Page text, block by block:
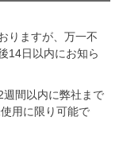
りますが、万一不
14日以内にお知ら
間以内に弊社まで
用に限り可能で